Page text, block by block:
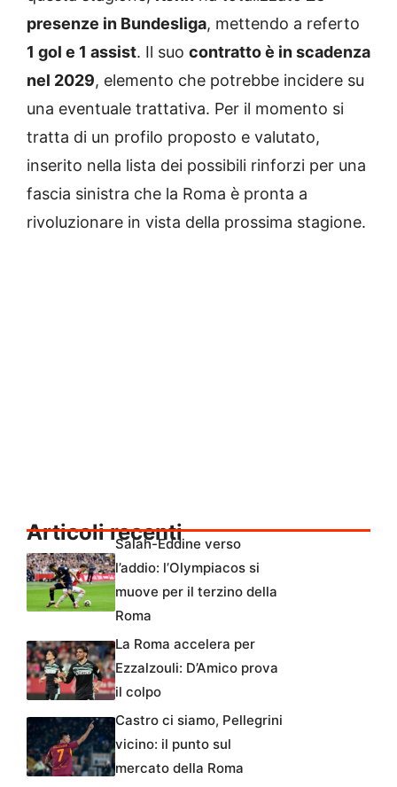
presenze in Bundesliga, mettendo a referto
1 gol e 1 assist. Il suo contratto è in scadenza
nel 2029, elemento che potrebbe incidere su
una eventuale trattativa. Per il momento si
tratta di un profilo proposto e valutato,
inserito nella lista dei possibili rinforzi per una
fascia sinistra che la Roma è pronta a
rivoluzionare in vista della prossima stagione.
Articoli recenti
Salah-Eddine verso
l’addio: l’Olympiacos si
muove per il terzino della
Roma
La Roma accelera per
Ezzalzouli: D’Amico prova
il colpo
Castro ci siamo, Pellegrini
vicino: il punto sul
mercato della Roma